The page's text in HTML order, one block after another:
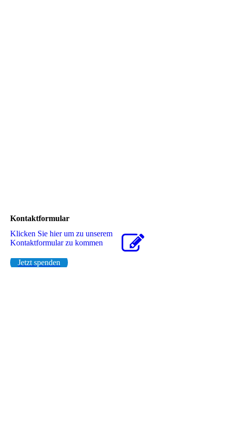
Kontaktformular
Klicken Sie hier um zu unserem
Kon­takt­for­mu­lar zu kommen
Jetzt spenden